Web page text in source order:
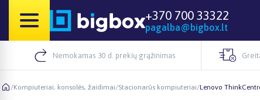
+370 700 33322
pagalba@bigbox.lt
Nemokamas 30 d. prekių grąžinimas
/Kompiuteriai, konsolės, žaidimai/Stacionarūs kompiuteriai/Lenovo